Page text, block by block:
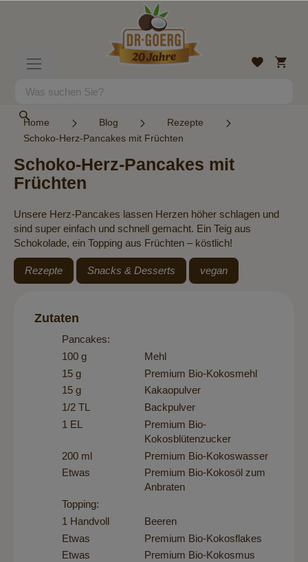
Suche
Wunschliste
Mein
Home Blog
Rezepte
Schoko-Herz-Pancakes mit Früchten
Schoko-Herz-Pancakes mit
Früchten
Unsere Herz-Pancakes lassen Herzen höher schlagen und
sind super einfach und schnell gemacht. Ein Teig aus
Schokolade, ein Topping aus Früchten – köstlich!
Rezepte Snacks & Desserts vegan
Zutaten
Pancakes:
100 g
Mehl
15 g
Premium Bio-Kokosmehl
15 g
Kakaopulver
1/2 TL
Backpulver
1 EL
Premium Bio-
Kokosblütenzucker
200 ml
Premium Bio-Kokoswasser
Etwas
Premium Bio-Kokosöl zum
Anbraten
Topping:
1 Handvoll
Beeren
Etwas
Premium Bio-Kokosflakes
Etwas
Premium Bio-Kokosmus